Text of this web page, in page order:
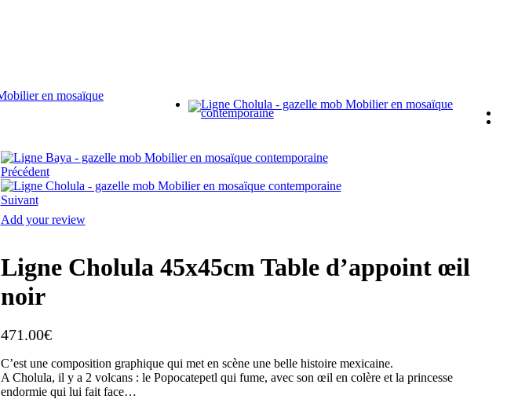
Précédent
Suivant
Add your review
Ligne Cholula 45x45cm Table d’appoint œil
noir
471.00€
C’est une composition graphique qui met en scène une belle histoire mexicaine.
A Cholula, il y a 2 volcans : le Popocatepetl qui fume, avec son œil en colère et la princesse
endormie qui lui fait face…